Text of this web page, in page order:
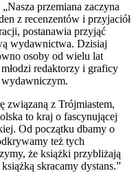
przemiana zaczyna
z recenzentów i przyjaciół
postanawia przyjąć
wydawnictwa. Dzisiaj
osoby od wielu lat
redaktorzy i graficy
związaną z Trójmiastem,
to kraj o fascynującej
Od początku dbamy o
też tych
że książki przybliżają
skracamy dystans.”